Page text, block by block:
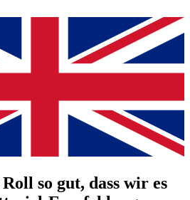
so gut, dass wir es